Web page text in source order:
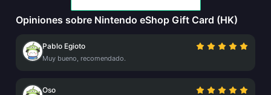
Opiniones sobre Nintendo eShop Gift Card (HK)
Pablo Egioto
Muy bueno, recomendado.
Oso